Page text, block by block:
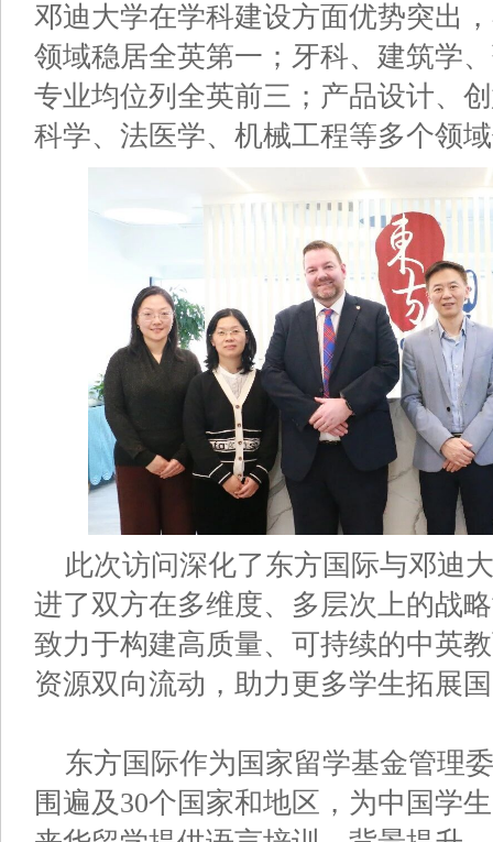
邓迪大学在学科建设方面优势突出
领域稳居全英第一；牙科、建筑学
专业均位列全英前三；产品设计、
科学、法医学、机械工程等多个领
此次访问深化了东方国际与邓迪
进了双方在多维度、多层次上的战
致力于构建高质量、可持续的中英
资源双向流动，助力更多学生拓展
东方国际作为国家留学基金管理
围遍及30个国家和地区，为中国学